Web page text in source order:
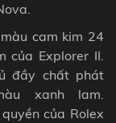
cam kim 24
của Explorer II.
đầy chất phát
xanh lam.
của Rolex